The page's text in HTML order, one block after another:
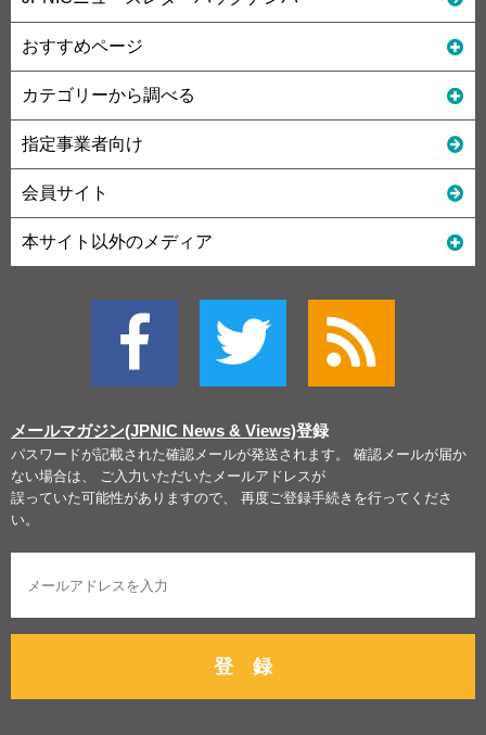
おすすめページ
カテゴリーから調べる
指定事業者向け
会員サイト
本サイト以外のメディア
メールマガジン(JPNIC News & Views)登録
パスワードが記載された確認メールが発送されます。 確認メールが届か
ない場合は、 ご入力いただいたメールアドレスが
誤っていた可能性がありますので、 再度ご登録手続きを行ってくださ
い。
登 録